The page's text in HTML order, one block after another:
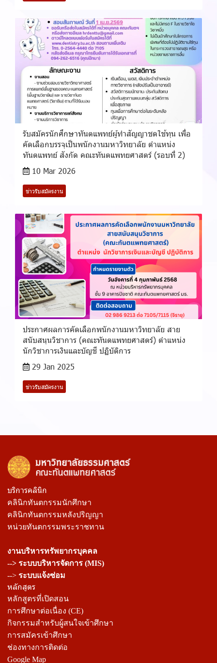
รับสมัครนักศึกษาทันตแพทย์ผู้ทำสัญญาชดใช้ทุน เพื่อ
คัดเลือกบรรจุเป็นพนักงานมหาวิทยาลัย ตำแหน่ง
ทันตแพทย์ สังกัด คณะทันตแพทยศาสตร์ (รอบที่ 2)
10 Mar 2026
ข่าวรับสมัครงาน
ประกาศผลการคัดเลือกพนักงานมหาวิทยาลัย สาย
สนับสนุนวิชาการ (คณะทันตแพทยศาสตร์) ตำแหน่ง
นักวิชาการเงินและบัญชี ปฏิบัติการ
29 Jan 2025
ข่าวรับสมัครงาน
บริการคลินิก
คลินิกทันตกรรมนักศึกษา
คลินิกทันตกรรมหลังปริญญา
หน่วยทันตกรรมพระราชทาน
งานบริหารทรัพยากรบุคคล
--> ระบบบริหารจัดการ (MIS)
--> ระบบแจ้งซ่อม
หลักสูตร
หลักสูตรที่เปิดสอน
การศึกษาต่อเนื่อง (CE)
กิจกรรมสำหรับผู้สนใจเข้าศึกษา
การสมัครเข้าศึกษา
ช่องทางการติดต่อ
Google Map